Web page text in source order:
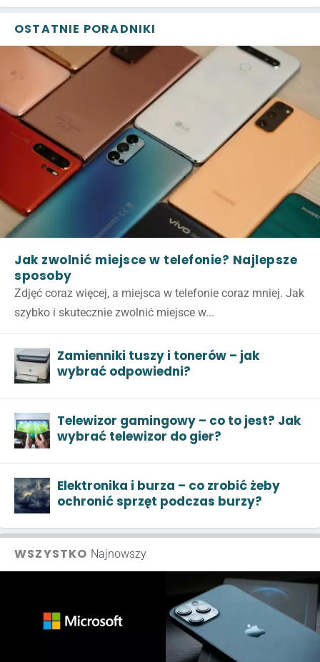
OSTATNIE PORADNIKI
Jak zwolnić miejsce w telefonie? Najlepsze
sposoby
Zdjęć coraz więcej, a miejsca w telefonie coraz mniej. Jak
szybko i skutecznie zwolnić miejsce w...
Zamienniki tuszy i tonerów – jak
wybrać odpowiedni?
Telewizor gamingowy – co to jest? Jak
wybrać telewizor do gier?
Elektronika i burza – co zrobić żeby
ochronić sprzęt podczas burzy?
WSZYSTKO Najnowszy